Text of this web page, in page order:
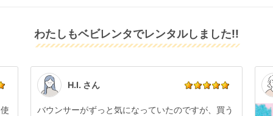
わたしもベビレンタでレンタルしました!!
H.I. さん
バウンサーがずっと気になっていたのですが、買う